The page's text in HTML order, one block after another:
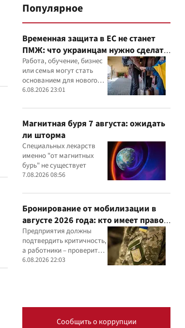
Популярное
Временная защита в ЕС не станет
ПМЖ: что украинцам нужно сделать
до 2028 года
Работа, обучение, бизнес
или семья могут стать
основанием для нового
статуса в ЕС
6.08.2026 23:01
Магнитная буря 7 августа: ожидать
ли шторма
Специальных лекарств
именно "от магнитных
бурь" не существует
7.08.2026 08:56
Бронирование от мобилизации в
августе 2026 года: кто имеет право
и из-за чего может отказать
Предприятия должны
подтвердить критичность,
а работники – проверить
актуальность данных в
6.08.2026 22:03
Сообщить о коррупции